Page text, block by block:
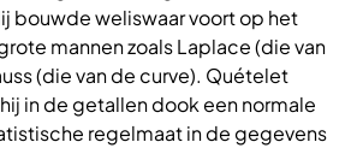
bouwde weliswaar voort op het
mannen zoals Laplace (die van
(die van de curve). Quételet
in de getallen dook een normale
regelmaat in de gegevens